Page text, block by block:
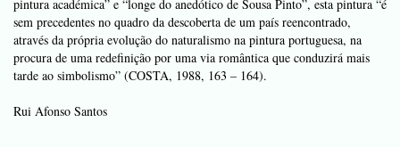
pintura académica” e “longe do anedótico de Sousa Pinto”, esta pintura “é
sem precedentes no quadro da descoberta de um país reencontrado,
através da própria evolução do naturalismo na pintura portuguesa, na
procura de uma redefinição por uma via romântica que conduzirá mais
tarde ao simbolismo” (COSTA, 1988, 163 – 164).
Rui Afonso Santos